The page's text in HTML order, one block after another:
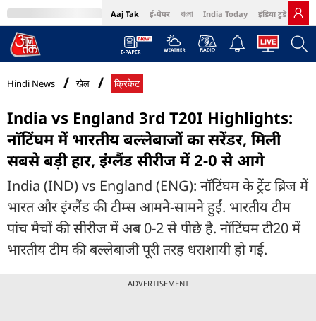
Aaj Tak ई-पेपर বাংলা India Today इंडिया टुडे हिंदी
MumbaiTak Cosmopolitan Harper's Bazaar Northeast
Hindi News खेल क्रिकेट
India vs England 3rd T20I Highlights:
नॉटिंघम में भारतीय बल्लेबाजों का सरेंडर, मिली
सबसे बड़ी हार, इंग्लैंड सीरीज में 2-0 से आगे
India (IND) vs England (ENG): नॉटिंघम के ट्रेंट ब्रिज में
भारत और इंग्लैंड की टीम्स आमने-सामने हुईं. भारतीय टीम
पांच मैचों की सीरीज में अब 0-2 से पीछे है. नॉटिंघम टी20 में
भारतीय टीम की बल्लेबाजी पूरी तरह धराशायी हो गई.
ADVERTISEMENT